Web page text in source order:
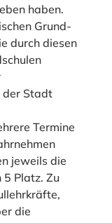
haben.
Grund-
durch diesen
der Stadt
Termine
jeweils die
5 Platz. Zu
die